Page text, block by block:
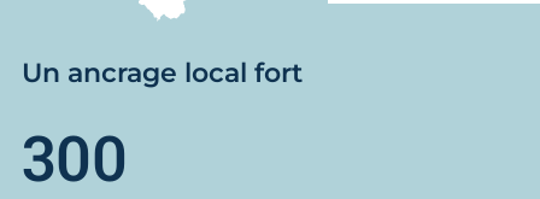
Un ancrage local fort
300